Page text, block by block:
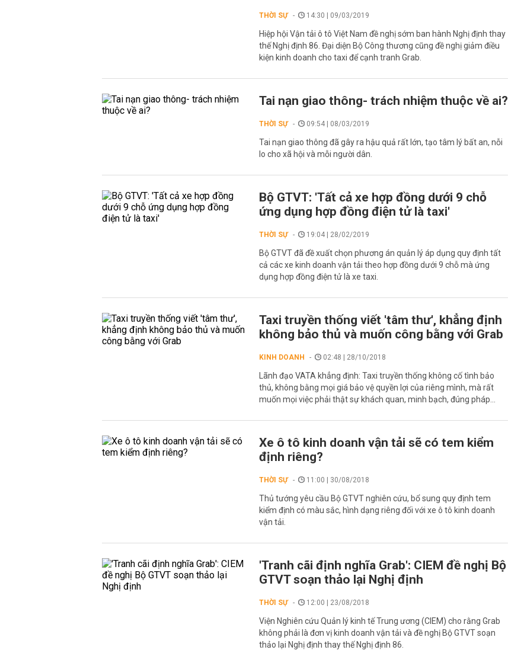
THỜI SỰ 14:30 | 09/03/2019
Hiệp hội Vận tải ô tô Việt Nam đề nghị sớm ban hành Nghị định thay
thế Nghị định 86. Đại diện Bộ Công thương cũng đề nghị giảm điều
kiện kinh doanh cho taxi để cạnh tranh Grab.
Tai nạn giao thông- trách nhiệm thuộc về ai?
THỜI SỰ 09:54 | 08/03/2019
Tai nạn giao thông đã gây ra hậu quả rất lớn, tạo tâm lý bất an, nỗi
lo cho xã hội và mỗi người dân.
Bộ GTVT: 'Tất cả xe hợp đồng dưới 9 chỗ
ứng dụng hợp đồng điện tử là taxi'
THỜI SỰ 19:04 | 28/02/2019
Bộ GTVT đã đề xuất chọn phương án quản lý áp dụng quy định tất
cả các xe kinh doanh vận tải theo hợp đồng dưới 9 chỗ mà ứng
dụng hợp đồng điện tử là xe taxi.
Taxi truyền thống viết 'tâm thư', khẳng định
không bảo thủ và muốn công bằng với Grab
KINH DOANH 02:48 | 28/10/2018
Lãnh đạo VATA khẳng định: Taxi truyền thống không cố tình bảo
thủ, không bằng mọi giá bảo vệ quyền lợi của riêng mình, mà rất
muốn mọi việc phải thật sự khách quan, minh bạch, đúng pháp...
Xe ô tô kinh doanh vận tải sẽ có tem kiểm
định riêng?
THỜI SỰ 11:00 | 30/08/2018
Thủ tướng yêu cầu Bộ GTVT nghiên cứu, bổ sung quy định tem
kiểm định có màu sắc, hình dạng riêng đối với xe ô tô kinh doanh
vận tải.
'Tranh cãi định nghĩa Grab': CIEM đề nghị Bộ
GTVT soạn thảo lại Nghị định
THỜI SỰ 12:00 | 23/08/2018
Viện Nghiên cứu Quản lý kinh tế Trung ương (CIEM) cho rằng Grab
không phải là đơn vị kinh doanh vận tải và đề nghị Bộ GTVT soạn
thảo lại Nghị định thay thế Nghị định 86.